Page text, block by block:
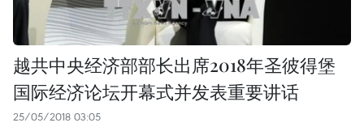
越共中央经济部部长出席2018年圣彼得堡
国际经济论坛开幕式并发表重要讲话
25/05/2018 03:05